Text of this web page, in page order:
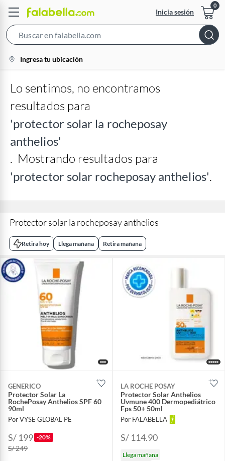
Inicia sesión
Bar
location-
icon
Ingresa tu ubicación
Lo sentimos, no encontramos
resultados para
'protector solar la rocheposay
anthelios'
. Mostrando resultados para
'protector solar rocheposay anthelios'.
Protector solar la rocheposay anthelios
Retira hoy Llega mañana Retira mañana
GENERICO
Protector Solar La
RochePosay Anthelios SPF 60
90ml
Por VYSE GLOBAL PE
S/ 199 -20%
S/ 249
LA ROCHE POSAY
Protector Solar Anthelios
Uvmune 400 Dermopediátrico
Fps 50+ 50ml
Por FALABELLA
S/ 114.90
Llega mañana